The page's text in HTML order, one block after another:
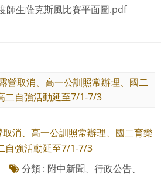
師生薩克斯風比賽平面圖.pdf
消、高一公訓照常辦理、國二育樂
自強活動延至7/1-7/3
分類 : 附中新聞、行政公告、